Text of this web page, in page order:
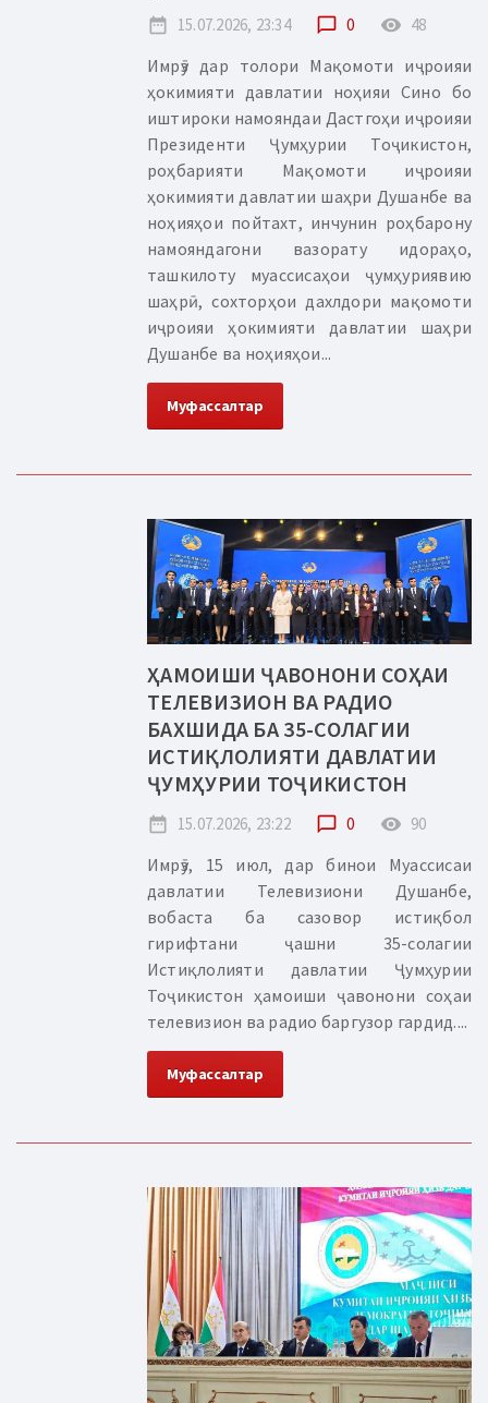
date_range 15.07.2026, 23:34 chat_bubble_outline 0 remove_red_eye 48
Имрӯз дар толори Мақомоти иҷроияи
ҳокимияти давлатии ноҳияи Сино бо
иштироки намояндаи Дастгоҳи иҷроияи
Президенти Ҷумҳурии Тоҷикистон,
роҳбарияти Мақомоти иҷроияи
ҳокимияти давлатии шаҳри Душанбе ва
ноҳияҳои пойтахт, инчунин роҳбарону
намояндагони вазорату идораҳо,
ташкилоту муассисаҳои ҷумҳуриявию
шаҳрӣ, сохторҳои дахлдори мақомоти
иҷроияи ҳокимияти давлатии шаҳри
Душанбе ва ноҳияҳои...
Муфассалтар
ҲАМОИШИ ҶАВОНОНИ СОҲАИ
ТЕЛЕВИЗИОН ВА РАДИО
БАХШИДА БА 35-СОЛАГИИ
ИСТИҚЛОЛИЯТИ ДАВЛАТИИ
ҶУМҲУРИИ ТОҶИКИСТОН
date_range 15.07.2026, 23:22 chat_bubble_outline 0 remove_red_eye 90
Имрӯз, 15 июл, дар бинои Муассисаи
давлатии Телевизиони Душанбе,
вобаста ба сазовор истиқбол
гирифтани ҷашни 35-солагии
Истиқлолияти давлатии Ҷумҳурии
Тоҷикистон ҳамоиши ҷавонони соҳаи
телевизион ва радио баргузор гардид....
Муфассалтар